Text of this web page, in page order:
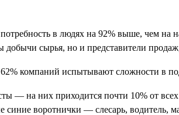
в людях на 92% выше, чем на
сырья, но и представители
на них приходится почти 10% от
синие воротнички — слесарь,